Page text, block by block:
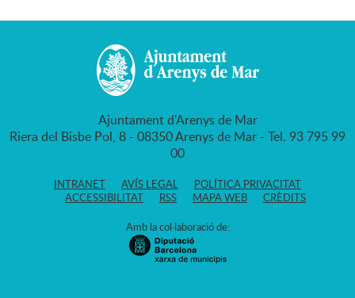
Ajuntament d'Arenys de Mar
Riera del Bisbe Pol, 8 - 08350 Arenys de Mar - Tel. 93 795 99
00
INTRANET AVÍS LEGAL
POLÍTICA PRIVACITAT
ACCESSIBILITAT
RSS MAPA WEB CRÈDITS
Amb la col·laboració de: